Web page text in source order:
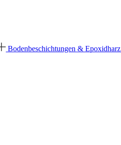
Bodenbeschichtungen & Epoxidharz